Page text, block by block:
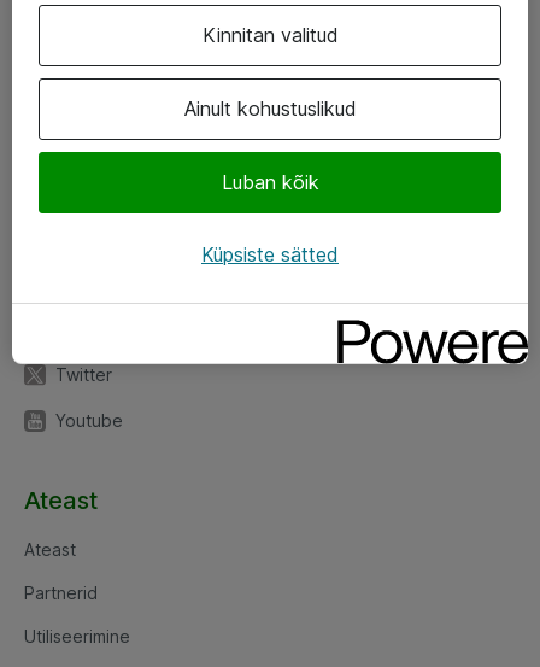
eShop@atea.ee
Twitter
Youtube
Ateast
Ateast
Partnerid
Utiliseerimine
Ainult kohustuslikud
Luban kõik
Kinnitan valitud
Küpsiste sätted